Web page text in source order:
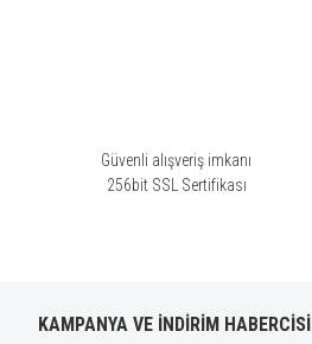
Güvenli alışveriş imkanı
256bit SSL Sertifikası
KAMPANYA VE İNDİRİM HABERCİSİ